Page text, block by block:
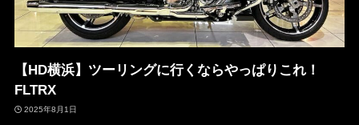
【HD横浜】ツーリングに行くならやっぱりこれ！
FLTRX
2025年8月1日